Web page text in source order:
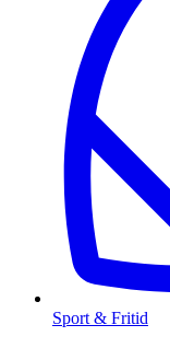
Sport & Fritid